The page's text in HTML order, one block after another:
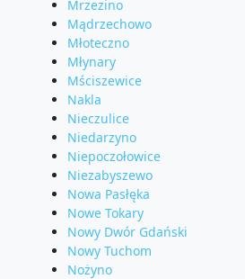
Mrzezino
Mądrzechowo
Młoteczno
Młynary
Mściszewice
Nakla
Nieczulice
Niedarzyno
Niepoczołowice
Niezabyszewo
Nowa Pasłęka
Nowe Tokary
Nowy Dwór Gdański
Nowy Tuchom
Nożyno